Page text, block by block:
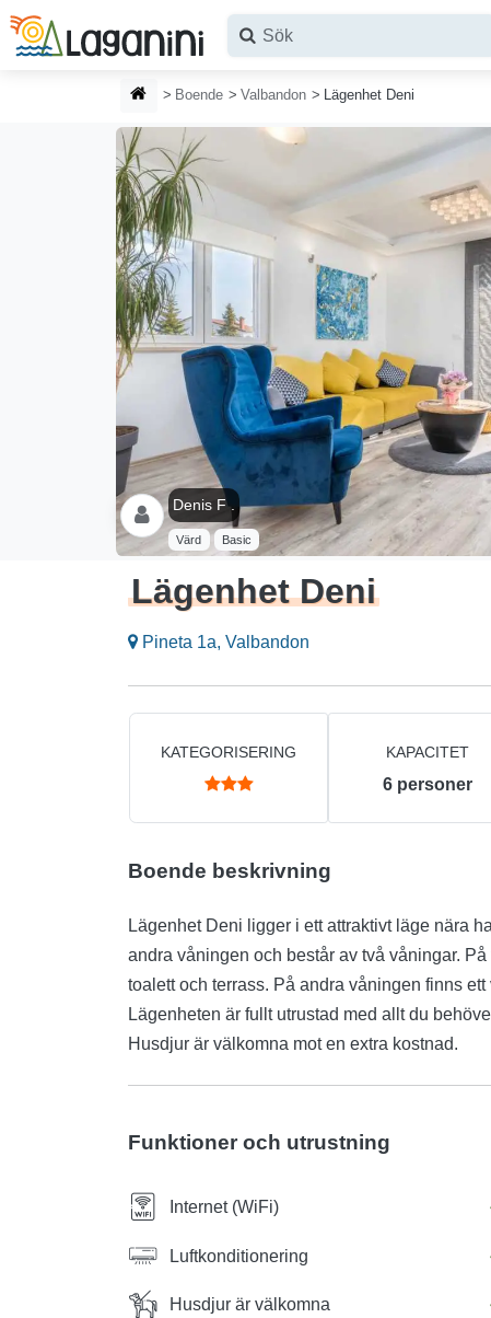
Hoppa till huvudinnehållet
HEMSIDA
Boende Valbandon Lägenhet Deni
Denis F .
Värd Basic
Lägenhet Deni
Pineta 1a, Valbandon
KATEGORISERING KAPACITET
6 personer
Boende beskrivning
Lägenhet Deni ligger i ett attraktivt läge nära
andra våningen och består av två våningar.
toalett och terrass. På andra våningen finns
Lägenheten är fullt utrustad med allt du
Husdjur är välkomna mot en extra kostnad.
Funktioner och utrustning
Internet (WiFi)
Luftkonditionering
Husdjur är välkomna